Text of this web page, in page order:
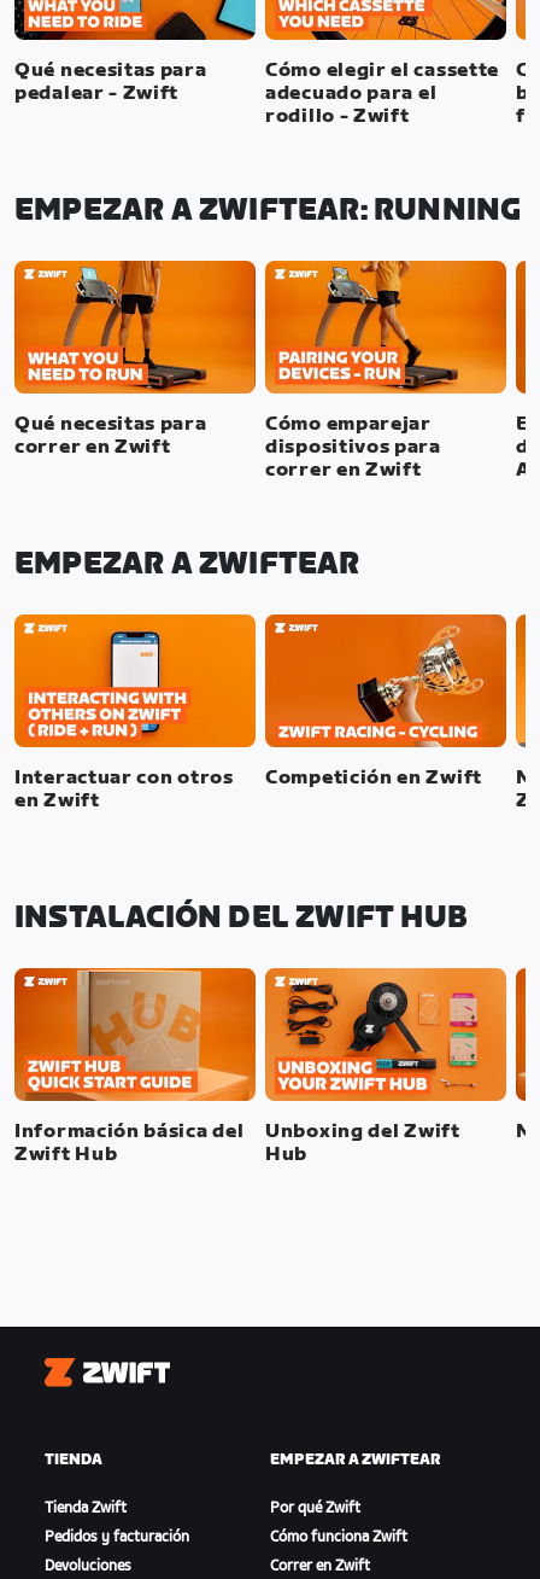
Qué necesitas para
pedalear - Zwift
Cómo elegir el cassette
adecuado para el
rodillo - Zwift
EMPEZAR A ZWIFTEAR: RUNNING
Qué necesitas para
correr en Zwift
Cómo emparejar
dispositivos para
correr en Zwift
EMPEZAR A ZWIFTEAR
Interactuar con otros
en Zwift
Competición en Zwift
INSTALACIÓN DEL ZWIFT HUB
Información básica del
Zwift Hub
Unboxing del Zwift
Hub
Zwift
TIENDA
Tienda Zwift
Pedidos y facturación
Devoluciones
EMPEZAR A ZWIFTEAR
Por qué Zwift
Cómo funciona Zwift
Correr en Zwift